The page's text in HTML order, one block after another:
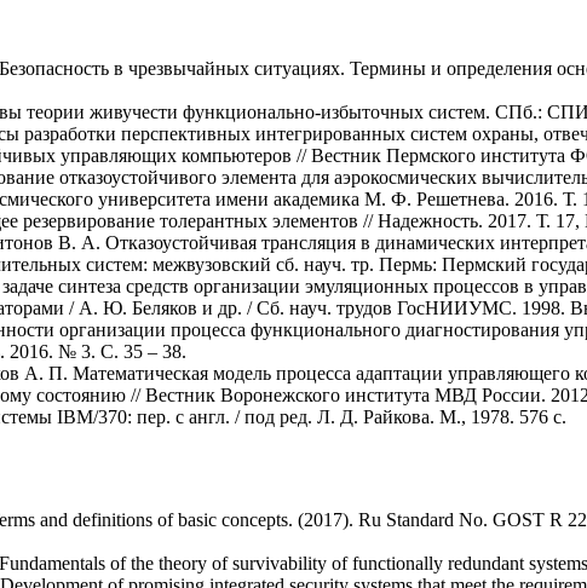
в чрезвычайных ситуациях. Термины и определения
теории живучести функционально-избыточных систем. СПб.:
разработки перспективных интегрированных систем охраны,
управляющих компьютеров // Вестник Пермского
отказоустойчивого элемента для аэрокосмических
университета имени академика М. Ф. Решетнева. 2016.
резервирование толерантных элементов // Надежность. 2017. Т.
В. А. Отказоустойчивая трансляция в динамических
систем: межвузовский сб. науч. тр. Пермь: Пермский
синтеза средств организации эмуляционных процессов в
/ А. Ю. Беляков и др. / Сб. науч. трудов ГосНИИУМС. 1998.
организации процесса функционального диагностирования
2016. № 3. С. 35 – 38.
А. П. Математическая модель процесса адаптации управляющего
состоянию // Вестник Воронежского института МВД России.
IBM/370: пер. с англ. / под ред. Л. Д. Райкова. М., 1978. 576 с.
and definitions of basic concepts. (2017). Ru Standard No. GOST R
of the theory of survivability of functionally redundant